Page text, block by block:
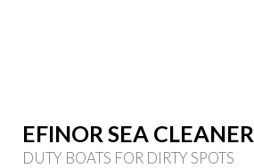
EFINOR SEA CLEANER
DUTY BOATS FOR DIRTY SPOTS